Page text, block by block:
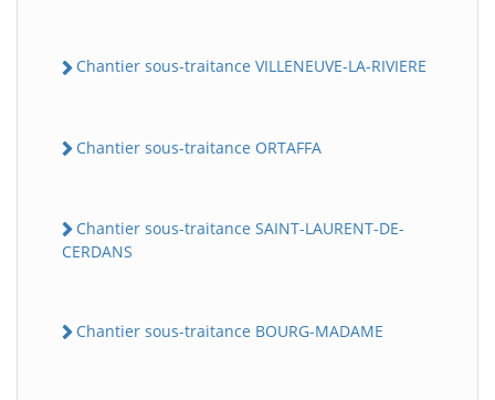
Chantier sous-traitance VILLENEUVE-LA-RIVIERE
Chantier sous-traitance ORTAFFA
Chantier sous-traitance SAINT-LAURENT-DE-
CERDANS
Chantier sous-traitance BOURG-MADAME